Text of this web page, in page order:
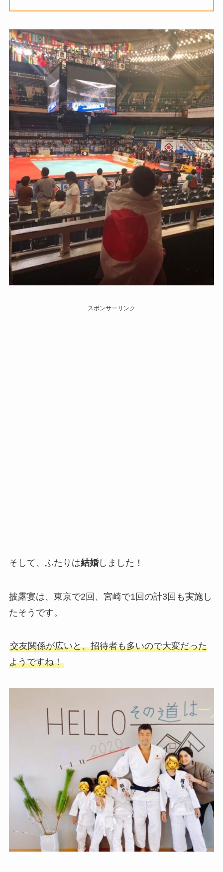
スポンサーリンク
そして、ふたりは結婚しました！
披露宴は、東京で2回、宮崎で1回の計3回も実施し
たそうです。
交友関係が広いと、招待者も多いので大変だった
ようですね！